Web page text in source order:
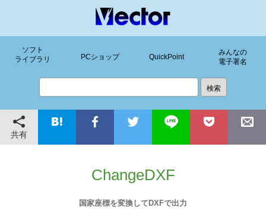
ソフト
ライブラリ
PCショップ QuickPoint
みんなの
電子署名
共有
ChangeDXF
国家座標を変換してDXFで出力